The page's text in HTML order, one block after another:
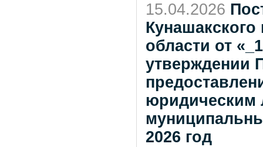
15.04.2026
области от
утверждении
юридическим
2026 год